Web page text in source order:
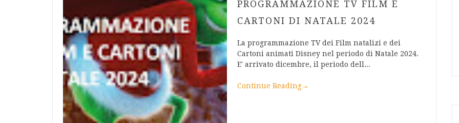
PROGRAMMAZIONE TV FILM E
CARTONI DI NATALE 2024
La programmazione TV dei Film natalizi e dei
Cartoni animati Disney nel periodo di Natale 2024.
E' arrivato dicembre, il periodo dell...
Continue Reading→